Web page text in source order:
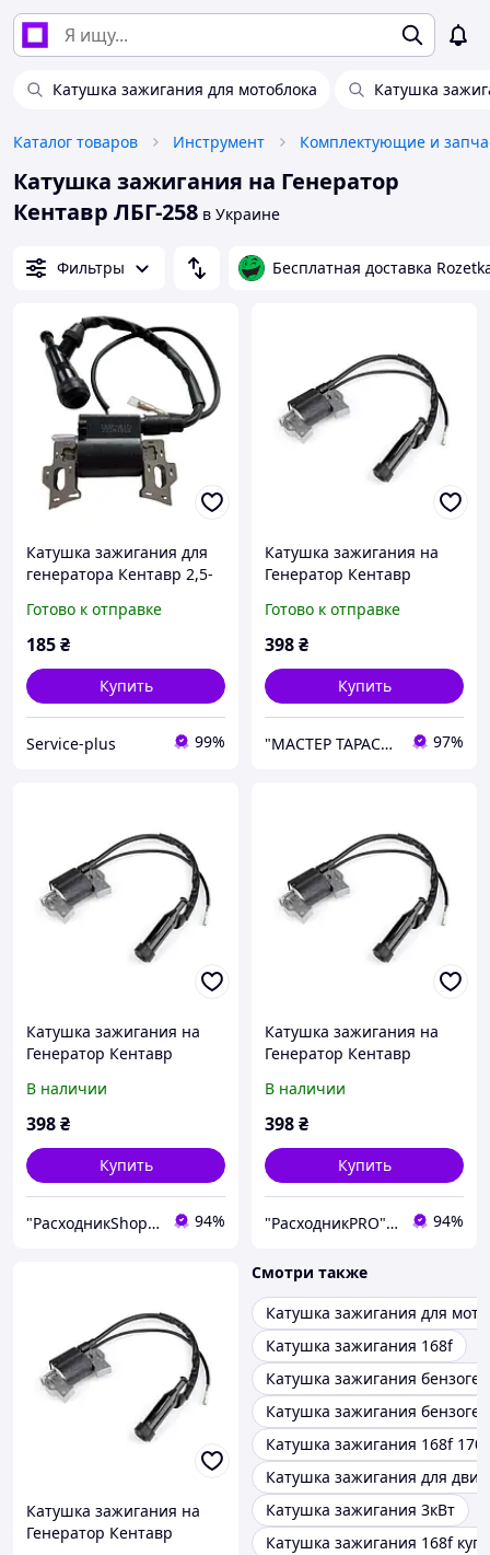
Катушка зажигания для мотоблока Катушка
Каталог товаров Инструмент
Катушка зажигания на Генератор
Кентавр ЛБГ-258 в Украине
Фильтры Бесплатная доставка
Катушка зажигания для
генератора Кентавр 2,5-
Готово к отправке
185₴
Купить
Service-plus 99%
Катушка зажигания на
Генератор Кентавр
Готово к отправке
398₴
Купить
"МАСТЕР ТАРАС" интернет магазин запчастей и комплеткующих 97%
Катушка зажигания на
Генератор Кентавр
В наличии
398₴
Купить
"РасходникShop" интернет магазин комплектующих и запчастей 94%
Катушка зажигания на
Генератор Кентавр
В наличии
398₴
Купить
"РасходникPRO" магазин запчастей 94%
Катушка зажигания на
Генератор Кентавр
Смотри также
Катушка зажигания для
Катушка зажигания 168f
Катушка зажигания
Катушка зажигания
Катушка зажигания 168f 170f
Катушка зажигания для
Катушка зажигания 3кВт
Катушка зажигания 168f